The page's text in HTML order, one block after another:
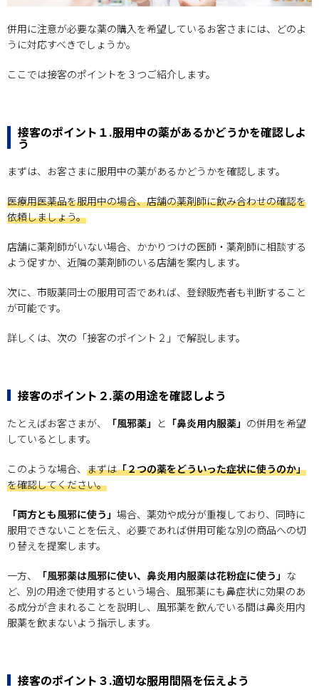
併用に注意が必要な薬の購入を希望しているお客さまには、どのよ
うに対応すべきでしょうか。
ここでは接客のポイントを３つご紹介します。
接客のポイント１.服用中の薬があるかどうかを確認しよ
う
まずは、お客さまに服用中の薬があるかどうかを確認します。
医療用医薬品を服用中の場合、店舗の薬剤師に飲み合わせの確認を
依頼しましょう。
店舗に薬剤師がいない場合、かかりつけの医師・薬剤師に相談する
よう促すか、近隣の薬剤師のいる店舗を案内します。
次に、市販薬同士の服用可否であれば、登録販売者も判断すること
が可能です。
詳しくは、次の「接客のポイント２」で解説します。
接客のポイント２.薬の用途を確認しよう
たとえばお客さまが、 「風邪薬」 と 「鼻炎用内服薬」 の併用を希望
しているとします。
このような場合、 まずは「２つの薬をどういった症状に使うのか」
を確認してください。
「両方とも風邪に使う」 場合、薬効や成分が重複しており、同時に
服用できないことを伝え、必要であれば併用可能な別の商品への切
り替えを提案します。
一方、 「風邪薬は風邪に使い、鼻炎用内服薬は花粉症に使う」 な
ど、別の用途で使用するという場合、風邪薬にも鼻症状に効果のあ
る成分が含まれることを説明し、風邪薬を飲んでいる間は鼻炎用内
服薬を飲まないよう指示します。
接客のポイント３.適切な服用間隔を伝えよう